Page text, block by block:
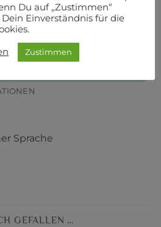
Sprache
GEFALLEN …
Du auf „Zustimmen“
Einverständnis für die
Zustimmen